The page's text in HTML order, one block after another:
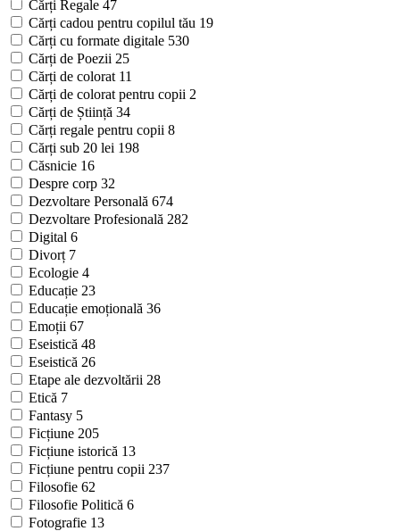
Cărți Regale 47
Cărți cadou pentru copilul tău 19
Cărți cu formate digitale 530
Cărți de Poezii 25
Cărți de colorat 11
Cărți de colorat pentru copii 2
Cărți de Știință 34
Cărți regale pentru copii 8
Cărți sub 20 lei 198
Căsnicie 16
Despre corp 32
Dezvoltare Personală 674
Dezvoltare Profesională 282
Digital 6
Divorț 7
Ecologie 4
Educație 23
Educație emoțională 36
Emoții 67
Eseistică 48
Eseistică 26
Etape ale dezvoltării 28
Etică 7
Fantasy 5
Ficțiune 205
Ficțiune istorică 13
Ficțiune pentru copii 237
Filosofie 62
Filosofie Politică 6
Fotografie 13